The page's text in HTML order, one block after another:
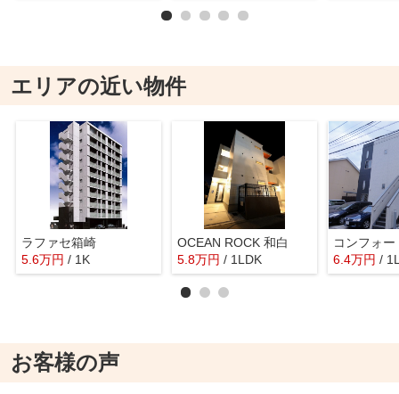
エリアの近い物件
ラファセ箱崎
5.6万円 / 1K
OCEAN ROCK 和白
5.8万円 / 1LDK 6.4万円 /
お客様の声